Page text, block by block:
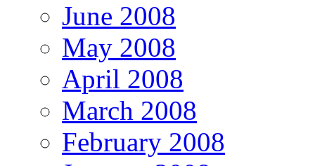
June 2008
May 2008
April 2008
March 2008
February 2008